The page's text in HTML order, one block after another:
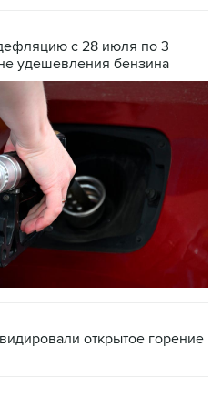
удешевления бензина